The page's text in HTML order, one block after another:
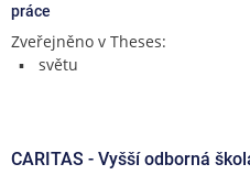
práce
Zveřejněno v Theses:
světu
CARITAS - Vyšší odborná